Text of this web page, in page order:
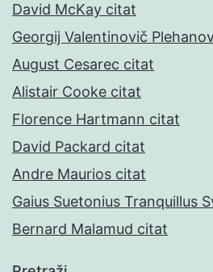
David McKay citat
Georgij Valentinovič
August Cesarec citat
Alistair Cooke citat
Florence Hartmann citat
David Packard citat
Andre Maurios citat
Gaius Suetonius Tranquillus
Bernard Malamud citat